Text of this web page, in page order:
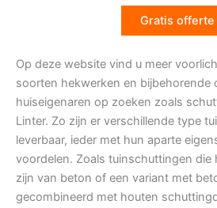
Gratis offerte
Op deze website vind u meer
soorten hekwerken en bijbehorende
huiseigenaren op zoeken zoals
Linter. Zo zijn er verschillende type
leverbaar, ieder met hun aparte
voordelen. Zoals tuinschuttingen die
zijn van beton of een variant met
gecombineerd met houten